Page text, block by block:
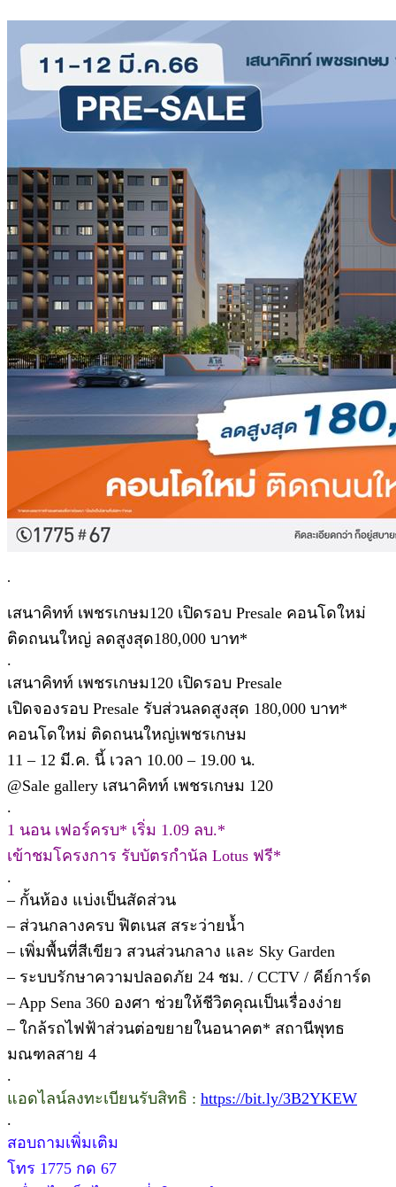
.
เสนาคิทท์ เพชรเกษม120 เปิดรอบ Presale คอนโดใหม่
ติดถนนใหญ่ ลดสูงสุด180,000 บาท*
.
เสนาคิทท์ เพชรเกษม120 เปิดรอบ Presale
เปิดจองรอบ Presale รับส่วนลดสูงสุด 180,000 บาท*
คอนโดใหม่ ติดถนนใหญ่เพชรเกษม
11 – 12 มี.ค. นี้ เวลา 10.00 – 19.00 น.
@Sale gallery เสนาคิทท์ เพชรเกษม 120
.
1 นอน เฟอร์ครบ* เริ่ม 1.09 ลบ.*
เข้าชมโครงการ รับบัตรกำนัล Lotus ฟรี*
.
– กั้นห้อง แบ่งเป็นสัดส่วน
– ส่วนกลางครบ ฟิตเนส สระว่ายน้ำ
– เพิ่มพื้นที่สีเขียว สวนส่วนกลาง และ Sky Garden
– ระบบรักษาความปลอดภัย 24 ชม. / CCTV / คีย์การ์ด
– App Sena 360 องศา ช่วยให้ชีวิตคุณเป็นเรื่องง่าย
– ใกล้รถไฟฟ้าส่วนต่อขยายในอนาคต* สถานีพุทธ
มณฑลสาย 4
.
แอดไลน์ลงทะเบียนรับสิทธิ : https://bit.ly/3B2YKEW
.
สอบถามเพิ่มเติม
โทร 1775 กด 67